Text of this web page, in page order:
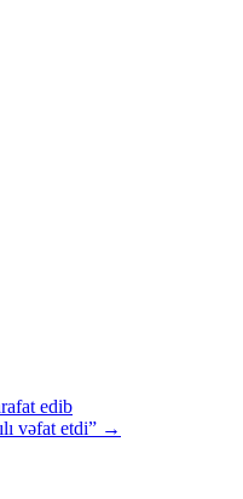
edib
vəfat etdi” →